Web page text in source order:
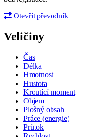
Otevřít převodník
Veličiny
Čas
Délka
Hmotnost
Hustota
Kroutící moment
Objem
Plošný obsah
Práce (energie)
Průtok